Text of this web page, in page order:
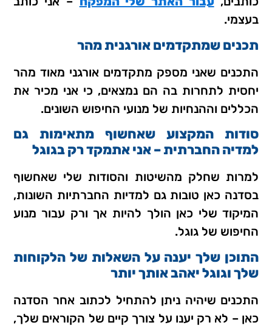
בעצמי.
תכנים שמתקדמים אורגנית מהר
התכנים שאני מספק מתקדמים אורגני מאוד מהר
יחסית לתחרות בה הם נמצאים, כי אני מכיר את
הכללים וההנחיות של מנועי החיפוש השונים.
סודות המקצוע שאחשוף מתאימות גם
למדיה החברתית – אני אתמקד רק בגוגל
למרות שחלק מהשיטות והסודות שלי שאחשוף
בסדנה כאן טובות גם למדיות החברתיות השונות,
המיקוד שלי כאן הולך להיות אך ורק עבור מנוע
החיפוש של גוגל.
התוכן שלך יענה על השאלות של הלקוחות
שלך וגוגל יאהב אותך יותר
התכנים שיהיה ניתן להתחיל לכתוב אחר הסדנה
כאן – לא רק יענו על צורך קיים של הקוראים שלך,